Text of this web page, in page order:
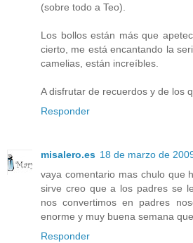
(sobre todo a Teo).
Los bollos están más que
cierto, me está encantando la
camelias, están increíbles.
A disfrutar de recuerdos y de los
Responder
misalero.es 18 de marzo de
vaya comentario mas chulo que
sirve creo que a los padres se
nos convertimos en padres
enorme y muy buena semana
Responder